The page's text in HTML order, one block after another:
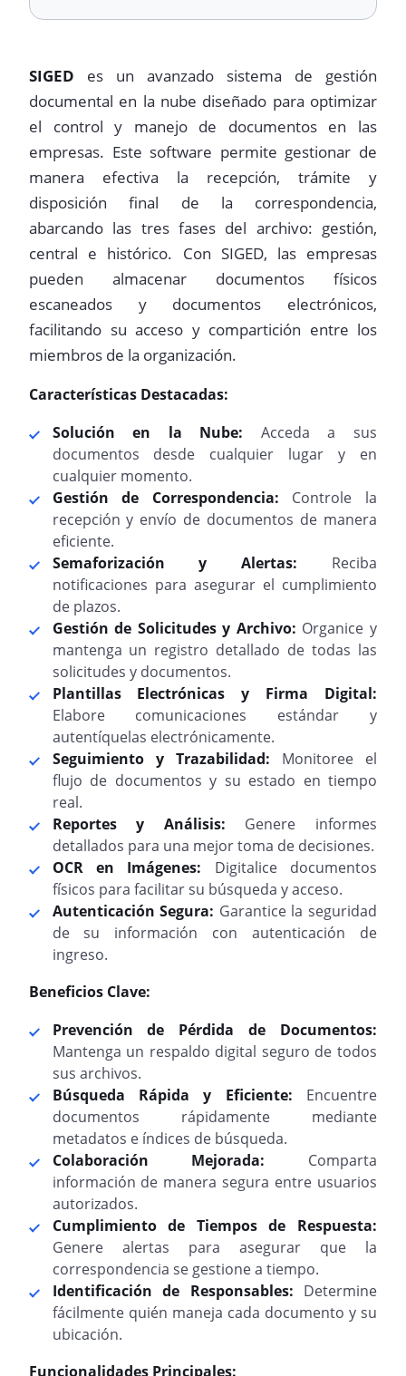
SIGED es un avanzado sistema de gestión
documental en la nube diseñado para optimizar
el control y manejo de documentos en las
empresas. Este software permite gestionar de
manera efectiva la recepción, trámite y
disposición final de la correspondencia,
abarcando las tres fases del archivo: gestión,
central e histórico. Con SIGED, las empresas
pueden almacenar documentos físicos
escaneados y documentos electrónicos,
facilitando su acceso y compartición entre los
miembros de la organización.
Características Destacadas:
Solución en la Nube: Acceda a sus
documentos desde cualquier lugar y en
cualquier momento.
Gestión de Correspondencia: Controle la
recepción y envío de documentos de manera
eficiente.
Semaforización y Alertas: Reciba
notificaciones para asegurar el cumplimiento
de plazos.
Gestión de Solicitudes y Archivo: Organice y
mantenga un registro detallado de todas las
solicitudes y documentos.
Plantillas Electrónicas y Firma Digital:
Elabore comunicaciones estándar y
autentíquelas electrónicamente.
Seguimiento y Trazabilidad: Monitoree el
flujo de documentos y su estado en tiempo
real.
Reportes y Análisis: Genere informes
detallados para una mejor toma de decisiones.
OCR en Imágenes: Digitalice documentos
físicos para facilitar su búsqueda y acceso.
Autenticación Segura: Garantice la seguridad
de su información con autenticación de
ingreso.
Beneficios Clave:
Prevención de Pérdida de Documentos:
Mantenga un respaldo digital seguro de todos
sus archivos.
Búsqueda Rápida y Eficiente: Encuentre
documentos rápidamente mediante
metadatos e índices de búsqueda.
Colaboración Mejorada: Comparta
información de manera segura entre usuarios
autorizados.
Cumplimiento de Tiempos de Respuesta:
Genere alertas para asegurar que la
correspondencia se gestione a tiempo.
Identificación de Responsables: Determine
fácilmente quién maneja cada documento y su
ubicación.
Funcionalidades Principales: